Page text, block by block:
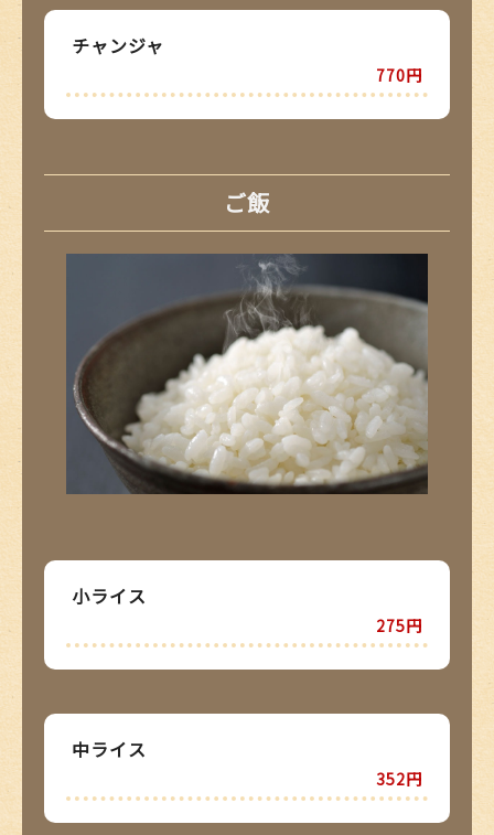
チャンジャ
770円
ご飯
小ライス
275円
中ライス
352円